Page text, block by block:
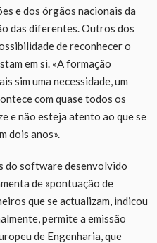
e dos órgãos nacionais da
das diferentes. Outros dos
de reconhecer o
em si. «A formação
sim uma necessidade, um
com quase todos os
e não esteja atento ao que se
dois anos».
do software desenvolvido
de «pontuação de
que se actualizam, indicou
permite a emissão
de Engenharia, que